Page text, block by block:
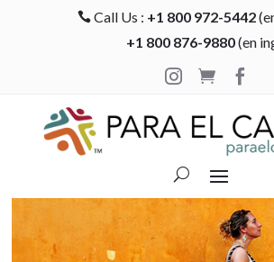
 Call Us : +1 800 972-5442
+1 800 876-9880(en

 